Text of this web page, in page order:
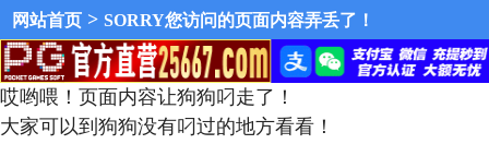
网站首页 > SORRY您访问的页面内容弄丢了！
哎哟喂！页面内容让狗狗叼走了！
大家可以到狗狗没有叼过的地方看看！